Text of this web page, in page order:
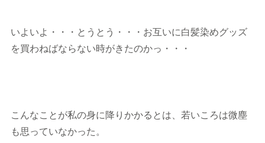
いよいよ・・・とうとう・・・お互いに白髪染めグッズ
を買わねばならない時がきたのかっ・・・
こんなことが私の身に降りかかるとは、若いころは微塵
も思っていなかった。